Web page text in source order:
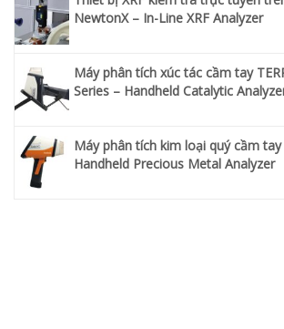
NewtonX – In-Line XRF Analyzer
Máy phân tích xúc tác cầm tay
Series – Handheld Catalytic
Máy phân tích kim loại quý cầm tay
Handheld Precious Metal Analyzer